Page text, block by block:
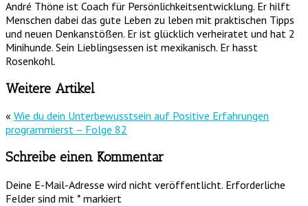
André Thöne ist Coach für Persönlichkeitsentwicklung. Er hilft
Menschen dabei das gute Leben zu leben mit praktischen Tipps
und neuen Denkanstößen. Er ist glücklich verheiratet und hat 2
Minihunde. Sein Lieblingsessen ist mexikanisch. Er hasst
Rosenkohl.
Weitere Artikel
« Wie du dein Unterbewusstsein auf Positive Erfahrungen
programmierst – Folge 82
Schreibe einen Kommentar
Deine E-Mail-Adresse wird nicht veröffentlicht. Erforderliche
Felder sind mit * markiert